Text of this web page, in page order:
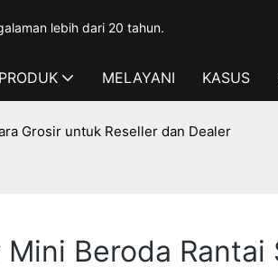
lebih dari 20 tahun.
PRODUK MELAYANI KASUS
Grosir untuk Reseller dan Dealer
Beroda